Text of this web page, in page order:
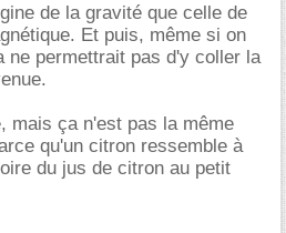
de la gravité que celle de
Et puis, même si on
ne permettrait pas d'y coller la
mais ça n'est pas la même
qu'un citron ressemble à
du jus de citron au petit